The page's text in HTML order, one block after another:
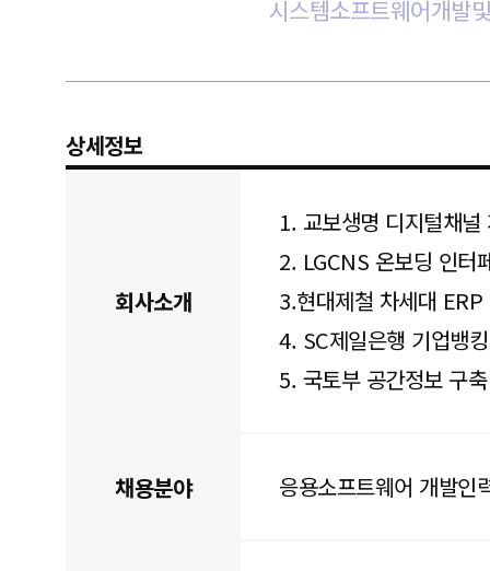
시스템소프트웨어개발
상세정보
회사소개
1. 교보생명 디지털채널
2. LGCNS 온보딩 인터
3.현대제철 차세대 ERP
4. SC제일은행 기업뱅
5. 국토부 공간정보 구
채용분야 응용소프트웨어 개발인